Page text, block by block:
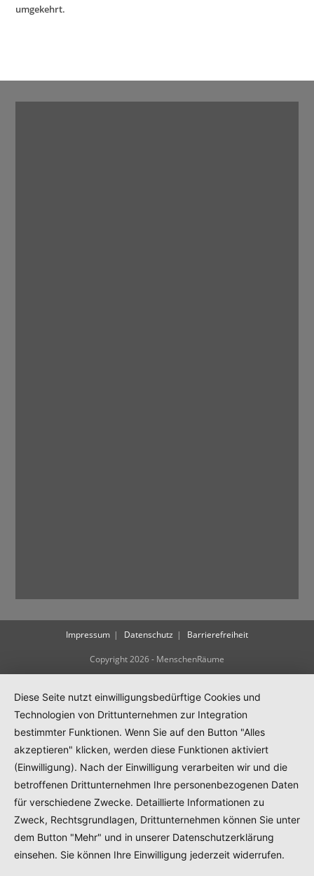
umgekehrt.
Impressum Datenschutz Barrierefreiheit
Copyright 2026 - MenschenRäume
Diese Seite nutzt einwilligungsbedürftige Cookies und
Technologien von Drittunternehmen zur Integration
bestimmter Funktionen. Wenn Sie auf den Button "Alles
akzeptieren" klicken, werden diese Funktionen aktiviert
(Einwilligung). Nach der Einwilligung verarbeiten wir und die
betroffenen Drittunternehmen Ihre personenbezogenen Daten
für verschiedene Zwecke. Detaillierte Informationen zu
Zweck, Rechtsgrundlagen, Drittunternehmen können Sie unter
dem Button "Mehr" und in unserer Datenschutzerklärung
einsehen. Sie können Ihre Einwilligung jederzeit widerrufen.